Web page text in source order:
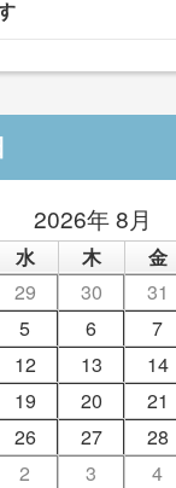
2026年 8月
水 木 金
29 30 31
5 6 7
12 13 14
19 20 21
26 27 28
2 3 4